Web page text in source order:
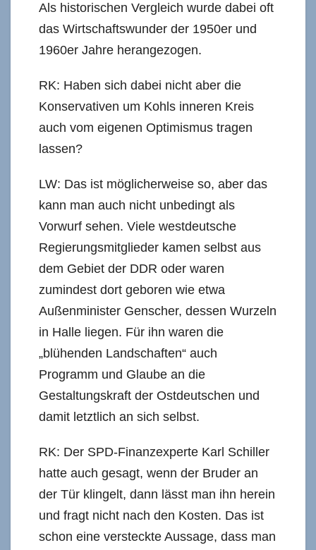
Als historischen Vergleich wurde dabei oft
das Wirtschaftswunder der 1950er und
1960er Jahre herangezogen.
RK: Haben sich dabei nicht aber die
Konservativen um Kohls inneren Kreis
auch vom eigenen Optimismus tragen
lassen?
LW: Das ist möglicherweise so, aber das
kann man auch nicht unbedingt als
Vorwurf sehen. Viele westdeutsche
Regierungsmitglieder kamen selbst aus
dem Gebiet der DDR oder waren
zumindest dort geboren wie etwa
Außenminister Genscher, dessen Wurzeln
in Halle liegen. Für ihn waren die
„blühenden Landschaften“ auch
Programm und Glaube an die
Gestaltungskraft der Ostdeutschen und
damit letztlich an sich selbst.
RK: Der SPD-Finanzexperte Karl Schiller
hatte auch gesagt, wenn der Bruder an
der Tür klingelt, dann lässt man ihn herein
und fragt nicht nach den Kosten. Das ist
schon eine versteckte Aussage, dass man